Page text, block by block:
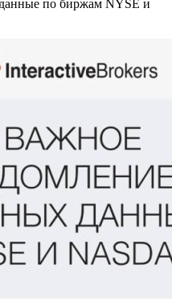
по биржам NYSE и